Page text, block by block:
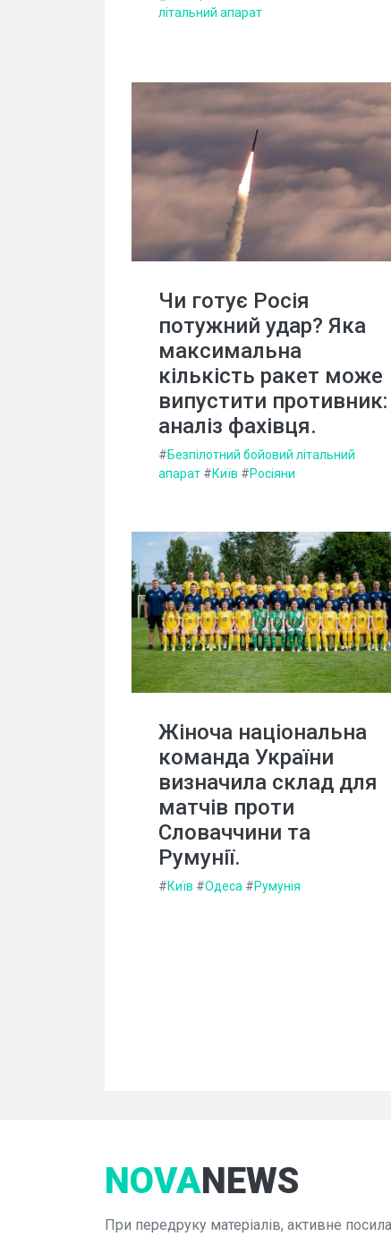
літальний апарат
Чи готує Росія
потужний удар? Яка
максимальна
кількість ракет може
випустити противник:
аналіз фахівця.
#Безпілотний бойовий літальний
апарат #Київ #Росіяни
Жіноча національна
команда України
визначила склад для
матчів проти
Словаччини та
Румунії.
#Київ #Одеса #Румунія
NOVANEWS
При передруку матеріалів, активне